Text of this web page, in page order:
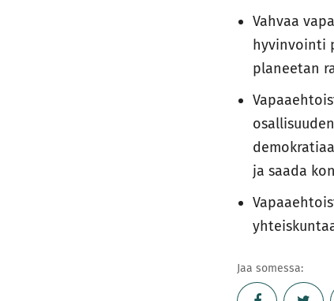
Vahvaa
hyvinvointi
planeetan
ja saada
Jaa somessa: